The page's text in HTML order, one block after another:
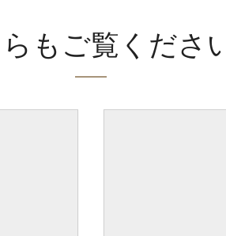
もご覧くださ